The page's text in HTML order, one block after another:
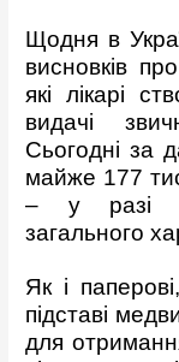
Щодня в
висновків
які лікарі
видачі
Сьогодні за
майже 177
– у разі
загального
Як і
підставі
для